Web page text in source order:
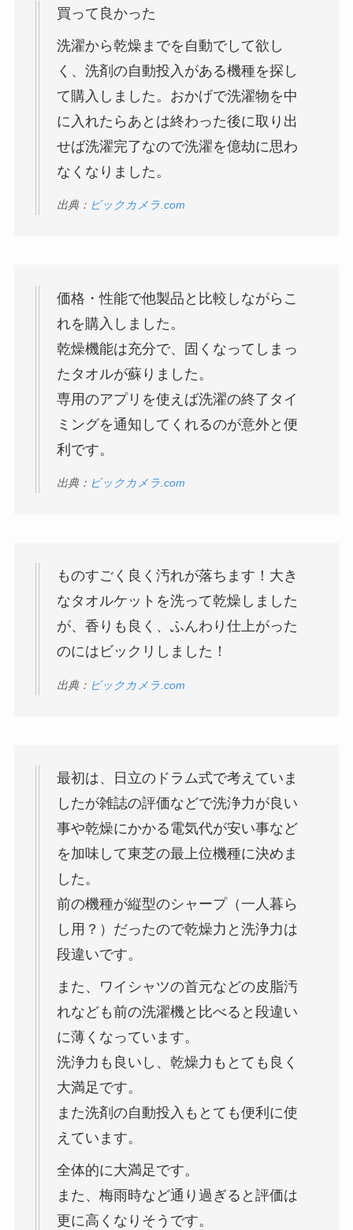
買って良かった
洗濯から乾燥までを自動でして欲し
く、洗剤の自動投入がある機種を探し
て購入しました。おかげで洗濯物を中
に入れたらあとは終わった後に取り出
せば洗濯完了なので洗濯を億劫に思わ
なくなりました。
出典： ビックカメラ.com
価格・性能で他製品と比較しながらこ
れを購入しました。
乾燥機能は充分で、固くなってしまっ
たタオルが蘇りました。
専用のアプリを使えば洗濯の終了タイ
ミングを通知してくれるのが意外と便
利です。
出典： ビックカメラ.com
ものすごく良く汚れが落ちます！大き
なタオルケットを洗って乾燥しました
が、香りも良く、ふんわり仕上がった
のにはビックリしました！
出典： ビックカメラ.com
最初は、日立のドラム式で考えていま
したが雑誌の評価などで洗浄力が良い
事や乾燥にかかる電気代が安い事など
を加味して東芝の最上位機種に決めま
した。
前の機種が縦型のシャープ（一人暮ら
し用？）だったので乾燥力と洗浄力は
段違いです。
また、ワイシャツの首元などの皮脂汚
れなども前の洗濯機と比べると段違い
に薄くなっています。
洗浄力も良いし、乾燥力もとても良く
大満足です。
また洗剤の自動投入もとても便利に使
えています。
全体的に大満足です。
また、梅雨時など通り過ぎると評価は
更に高くなりそうです。